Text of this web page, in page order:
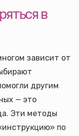
в
зависит от
другим
— это
Эти методы
по